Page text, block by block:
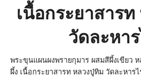
กระยา
สารท
ปู่
ทิม
ละ
หาร
ไร่
เนื้อกระยาสาร
วัดละหา
พระขุนแผนผงพรายกุมาร ผสมสีผึ้งเขียว
ผึ้ง เนื้อกระยาสารท หลวงปู่ทิม วัดละหารไ